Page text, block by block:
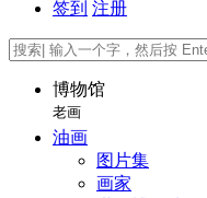
签到 注册
博物馆
老画
油画
图片集
画家